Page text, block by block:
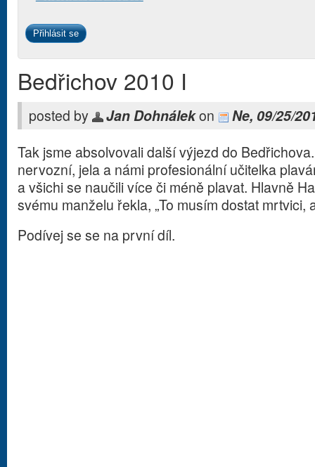
Bedřichov 2010 I
posted by Jan Dohnálekon
Ne, 09/25/
Tak jsme absolvovali další výjezd do
nervozní, jela a námi profesionální učitelka
a všichi se naučili více či méně plavat. Hlavně
svému manželu řekla, „To musím dostat mrtvici,
Podívej se se na první díl.